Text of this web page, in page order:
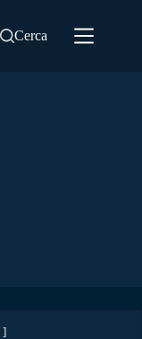
Cerca